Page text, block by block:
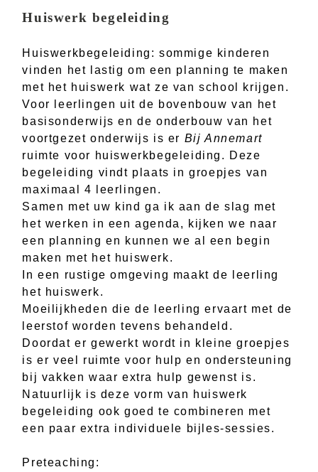
Huiswerk begeleiding
Huiswerkbegeleiding: sommige kinderen
vinden het lastig om een planning te maken
met het huiswerk wat ze van school krijgen.
Voor leerlingen uit de bovenbouw van het
basisonderwijs en de onderbouw van het
voortgezet onderwijs is er Bij Annemart
ruimte voor huiswerkbegeleiding. Deze
begeleiding vindt plaats in groepjes van
maximaal 4 leerlingen.
Samen met uw kind ga ik aan de slag met
het werken in een agenda, kijken we naar
een planning en kunnen we al een begin
maken met het huiswerk.
In een rustige omgeving maakt de leerling
het huiswerk.
Moeilijkheden die de leerling ervaart met de
leerstof worden tevens behandeld.
Doordat er gewerkt wordt in kleine groepjes
is er veel ruimte voor hulp en ondersteuning
bij vakken waar extra hulp gewenst is.
Natuurlijk is deze vorm van huiswerk
begeleiding ook goed te combineren met
een paar extra individuele bijles-sessies.
Preteaching: